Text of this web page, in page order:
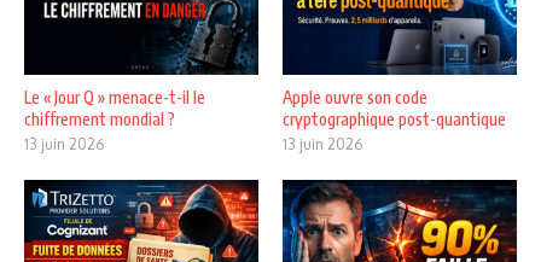
Le « Jour Q » menace-t-il le
chiffrement mondial ?
13 juin 2026
Apple ouvre son code
cryptographique post-quantique
13 juin 2026